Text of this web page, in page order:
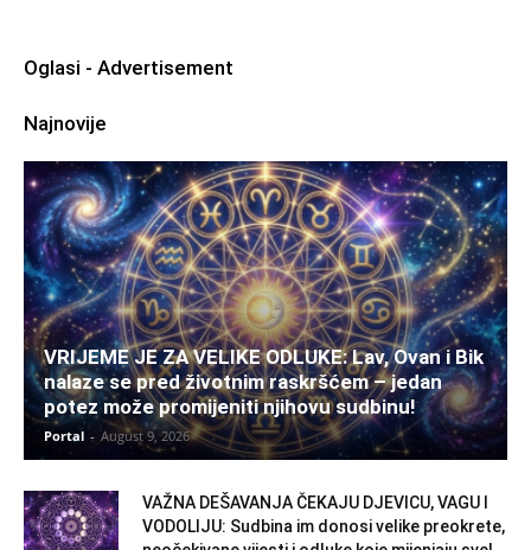
Oglasi - Advertisement
Najnovije
VRIJEME JE ZA VELIKE ODLUKE: Lav, Ovan i Bik
nalaze se pred životnim raskršćem – jedan
potez može promijeniti njihovu sudbinu!
Portal - August 9, 2026
VAŽNA DEŠAVANJA ČEKAJU DJEVICU, VAGU I
VODOLIJU: Sudbina im donosi velike preokrete,